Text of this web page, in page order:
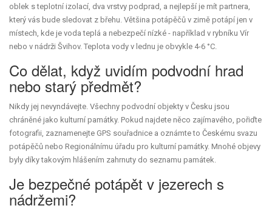
oblek s teplotní izolací, dva vrstvy podprad, a nejlepší je mít partnera,
který vás bude sledovat z břehu. Většina potápěčů v zimě potápí jen v
místech, kde je voda teplá a nebezpečí nízké - například v rybníku Vír
nebo v nádrži Švihov. Teplota vody v lednu je obvykle 4-6 °C.
Co dělat, když uvidím podvodní hrad
nebo starý předmět?
Nikdy jej nevyndávejte. Všechny podvodní objekty v Česku jsou
chráněné jako kulturní památky. Pokud najdete něco zajímavého, pořiďte
fotografii, zaznamenejte GPS souřadnice a oznámte to Českému svazu
potápěčů nebo Regionálnímu úřadu pro kulturní památky. Mnohé objevy
byly díky takovým hlášením zahrnuty do seznamu památek.
Je bezpečné potápět v jezerech s
nádržemi?